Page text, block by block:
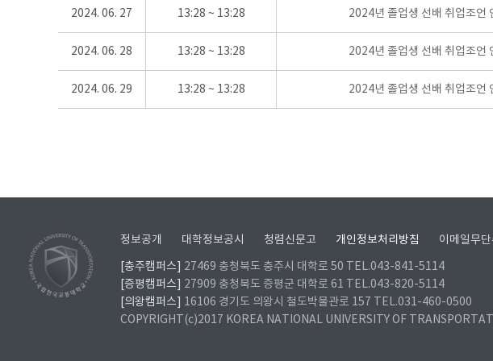
2024. 06. 27 13:28 ~ 13:28 2024년 졸업생 선배 취업조언
2024. 06. 28 13:28 ~ 13:28 2024년 졸업생 선배 취업조언
2024. 06. 29 13:28 ~ 13:28 2024년 졸업생 선배 취업조언
정보공개 대학정보공시 청렴신문고 개인정보처리방침 이메일무
[충주캠퍼스]
27469 충청북도 충주시 대학로 50 TEL.043-841-5114
[증평캠퍼스]
27909 충청북도 증평군 대학로 61 TEL.043-820-5114
[의왕캠퍼스]
16106 경기도 의왕시 철도박물관로 157 TEL.031-460-0500
COPYRIGHT(c)2017 KOREA NATIONAL UNIVERSITY OF